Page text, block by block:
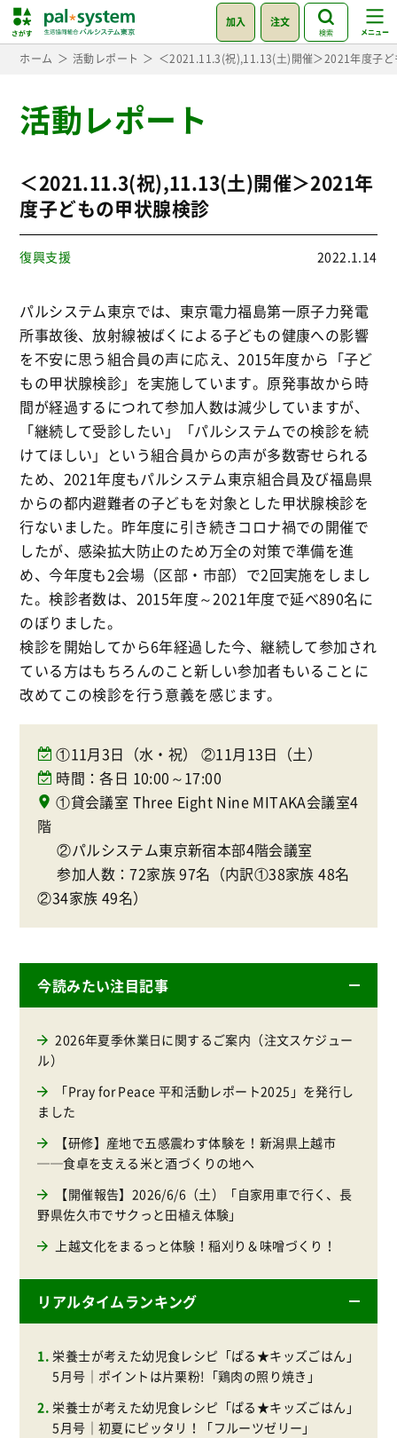
加入 注文
検索
ホーム 活動レポート ＜2021.11.3(祝),11.13(土)開催＞2021年度子ど
活動レポート
＜2021.11.3(祝),11.13(土)開催＞2021年
度子どもの甲状腺検診
復興支援 2022.1.14
パルシステム東京では、東京電力福島第一原子力発電
所事故後、放射線被ばくによる子どもの健康への影響
を不安に思う組合員の声に応え、2015年度から「子ど
もの甲状腺検診」を実施しています。原発事故から時
間が経過するにつれて参加人数は減少していますが、
「継続して受診したい」「パルシステムでの検診を続
けてほしい」という組合員からの声が多数寄せられる
ため、2021年度もパルシステム東京組合員及び福島県
からの都内避難者の子どもを対象とした甲状腺検診を
行ないました。昨年度に引き続きコロナ禍での開催で
したが、感染拡大防止のため万全の対策で準備を進
め、今年度も2会場（区部・市部）で2回実施をしまし
た。検診者数は、2015年度～2021年度で延べ890名に
のぼりました。
検診を開始してから6年経過した今、継続して参加され
ている方はもちろんのこと新しい参加者もいることに
改めてこの検診を行う意義を感じます。
①11月3日（水・祝） ②11月13日（土）
時間：各日 10:00～17:00
①貸会議室 Three Eight Nine MITAKA会議室4
階
②パルシステム東京新宿本部4階会議室
参加人数：72家族 97名（内訳①38家族 48名
②34家族 49名）
今読みたい注目記事
2026年夏季休業日に関するご案内（注文スケジュー
ル）
「Pray for Peace 平和活動レポート2025」を発行し
ました
【研修】産地で五感震わす体験を！新潟県上越市
──食卓を支える米と酒づくりの地へ
【開催報告】2026/6/6（土）「自家用車で行く、長
野県佐久市でサクっと田植え体験」
上越文化をまるっと体験！稲刈り＆味噌づくり！
リアルタイムランキング
栄養士が考えた幼児食レシピ「ぱる★キッズごはん」
5月号｜ポイントは片栗粉!「鶏肉の照り焼き」
栄養士が考えた幼児食レシピ「ぱる★キッズごはん」
5月号｜初夏にピッタリ！「フルーツゼリー」